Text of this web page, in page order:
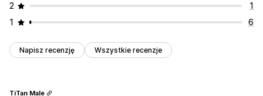
2
1
1
6
Napisz recenzję Wszystkie recenzje
TiTan Male